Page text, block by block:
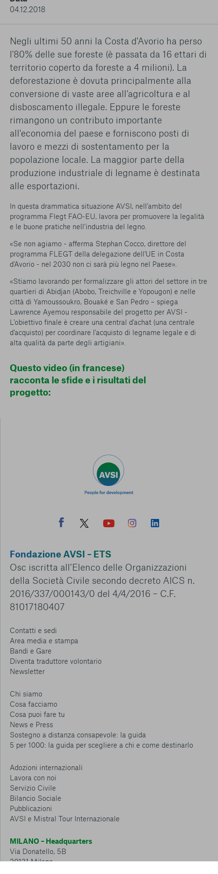
conto del fatto che il blocco di alcuni cookie può
condizionare l’esperienza sulla Piattaforma e il suo
funzionamento. Premendo “Conferma le mie scelte”, la
stata selezionata alcuna opzione, premere questo pulsante
equivarrà a rifiutare tutti i cookie. Per ulteriori informazioni, è
possibile consultare la nostraUlteriori informazioni
Cookie strettamente necessari
Cookie di analisi
Cookies di marketing
04.12.2018
Negli ultimi 50 anni la Costa d'Avorio ha perso
l'80% delle sue foreste (è passata da 16 ettari di
territorio coperto da foreste a 4 milioni). La
deforestazione è dovuta principalmente alla
conversione di vaste aree all’agricoltura e al
disboscamento illegale. Eppure le foreste
rimangono un contributo importante
all'economia del paese e forniscono posti di
lavoro e mezzi di sostentamento per la
popolazione locale. La maggior parte della
produzione industriale di legname è destinata
alle esportazioni.
In questa drammatica situazione AVSI, nell'ambito del
programma Flegt FAO-EU, lavora per promuovere la legalità
e le buone pratiche nell’industria del legno.
«Se non agiamo - afferma Stephan Cocco, direttore del
programma FLEGT della delegazione dell'UE in Costa
d'Avorio - nel 2030 non ci sarà più legno nel Paese».
«Stiamo lavorando per formalizzare gli attori del settore in tre
quartieri di Abidjan (Abobo, Treichville e Yopougon) e nelle
città di Yamoussoukro, Bouaké e San Pedro – spiega
Lawrence Ayemou responsabile del progetto per AVSI -
L'obiettivo finale è creare una central d’achat (una centrale
d’acquisto) per coordinare l'acquisto di legname legale e di
alta qualità da parte degli artigiani».
Questo video (in francese)
racconta le sfide e i risultati del
progetto:
Fondazione AVSI – ETS
Osc iscritta all’Elenco delle Organizzazioni
della Società Civile secondo decreto AICS n.
2016/337/000143/0 del 4/4/2016 – C.F.
81017180407
Contatti e sedi
Area media e stampa
Bandi e Gare
Diventa traduttore volontario
Newsletter
Chi siamo
Cosa facciamo
Cosa puoi fare tu
News e Press
Sostegno a distanza consapevole: la guida
5 per 1000: la guida per scegliere a chi e come destinarlo
Adozioni internazionali
Lavora con noi
Servizio Civile
Bilancio Sociale
Pubblicazioni
AVSI e Mistral Tour Internazionale
MILANO – Headquarters
Via Donatello, 5B
20131 Milano